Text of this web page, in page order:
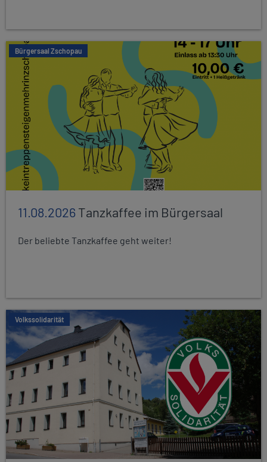
Bürgersaal Zschopau
11.08.2026Tanzkaffee im Bürgersaal
Der beliebte Tanzkaffee geht weiter!
Volkssolidarität